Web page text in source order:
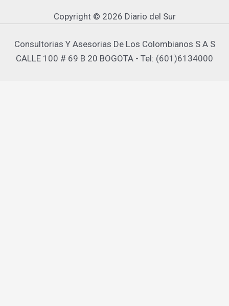
Copyright © 2026 Diario del Sur
Consultorias Y Asesorias De Los Colombianos S A S
CALLE 100 # 69 B 20 BOGOTA - Tel: (601)6134000